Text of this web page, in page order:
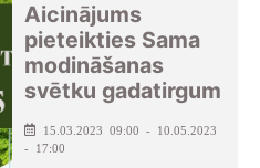
Aicinājums
pieteikties Sama
modināšanas
svētku gadatirgum
15.03.2023 09:00 - 10.05.2023
- 17:00